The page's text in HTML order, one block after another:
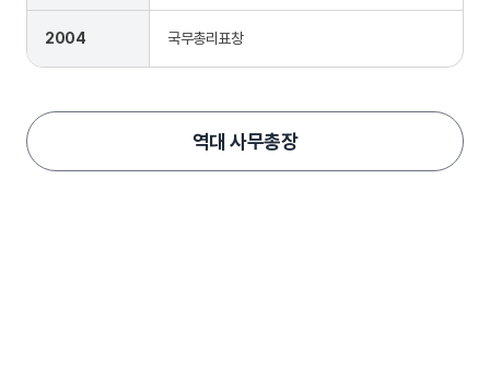
2004 국무총리표창
역대 사무총장